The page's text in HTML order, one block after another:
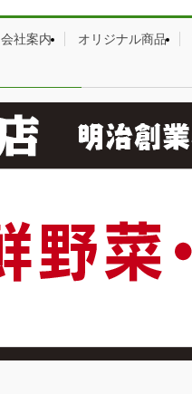
会社案内 オリジナル商品